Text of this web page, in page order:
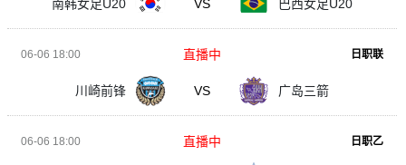
南韩女足U20 VS 巴西女足U20
06-06 18:00 日职联
川崎前锋 VS 广岛三箭
直播中
06-06 18:00 日职乙
直播中